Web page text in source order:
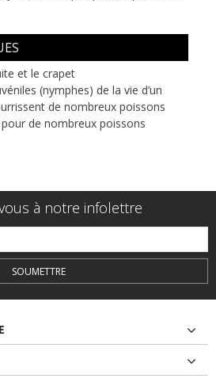
et le crapet
(nymphes) de la vie d’un
de nombreux poissons
de nombreux poissons
à notre infolettre
SOUMETTRE